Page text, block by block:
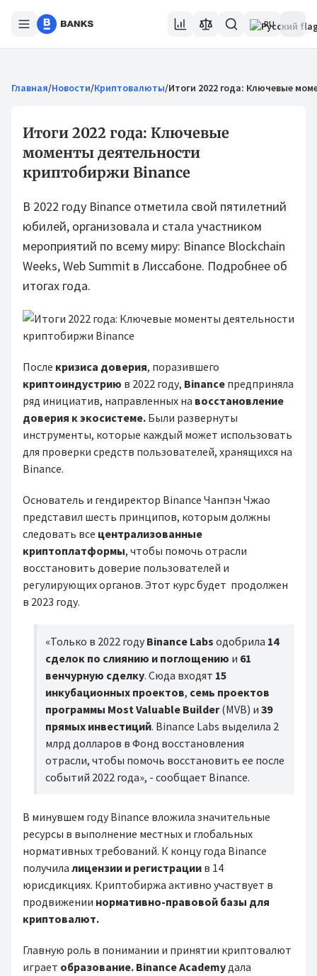
RU
Главная/Новости/Криптовалюты/Итоги 2022 года: Ключевые
Итоги 2022 года: Ключевые
моменты деятельности
криптобиржи Binance
В 2022 году Binance отметила свой пятилетний
юбилей, организовала и стала участником
мероприятий по всему миру: Binance Blockchain
Weeks, Web Summit в Лиссабоне. Подробнее об
итогах года.
После кризиса доверия, поразившего
криптоиндустрию в 2022 году, Binance предприняла
ряд инициатив, направленных на восстановление
доверия к экосистеме. Были развернуты
инструменты, которые каждый может использовать
для проверки средств пользователей, хранящихся на
Binance.
Основатель и гендиректор Binance Чанпэн Чжао
представил шесть принципов, которым должны
следовать все централизованные
криптоплатформы, чтобы помочь отрасли
восстановить доверие пользователей и
регулирующих органов. Этот курс будет продолжен
в 2023 году.
«Только в 2022 году Binance Labs одобрила 14
сделок по слиянию и поглощению и 61
венчурную сделку. Сюда входят 15
инкубационных проектов, семь проектов
программы Most Valuable Builder(MVB) и 39
прямых инвестиций. Binance Labs выделила 2
млрд долларов в Фонд восстановления
отрасли, чтобы помочь восстановить ее после
событий 2022 года», - сообщает Binance.
В минувшем году Binance вложила значительные
ресурсы в выполнение местных и глобальных
нормативных требований. К концу года Binance
получила лицензии и регистрации в 14
юрисдикциях. Криптобиржа активно участвует в
продвижении нормативно-правовой базы для
криптовалют.
Главную роль в понимании и принятии криптовалют
играет образование. Binance Academyдала